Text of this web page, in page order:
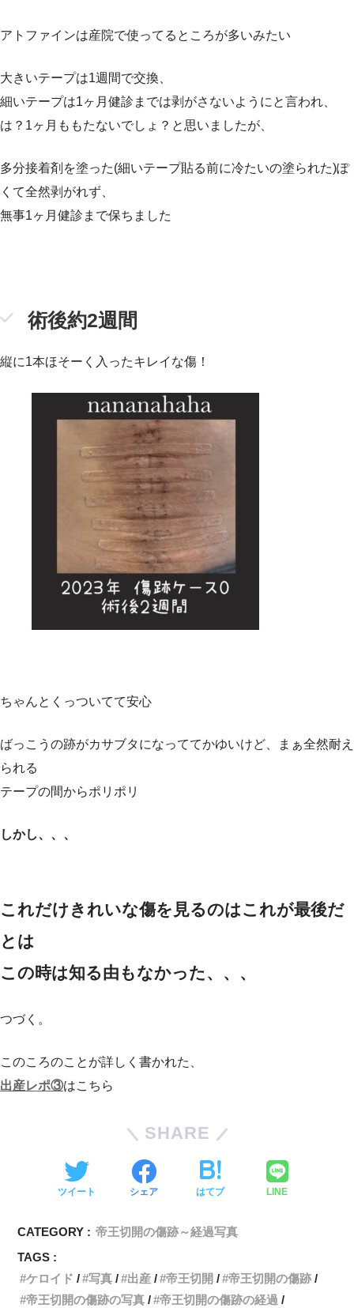
アトファインは産院で使ってるところが多いみたい
大きいテープは1週間で交換、
細いテープは1ヶ月健診までは剥がさないようにと言われ、
は？1ヶ月ももたないでしょ？と思いましたが、
多分接着剤を塗った(細いテープ貼る前に冷たいの塗られた)ぽ
くて全然剥がれず、
無事1ヶ月健診まで保ちました
術後約2週間
縦に1本ほそーく入ったキレイな傷！
ちゃんとくっついてて安心
ばっこうの跡がカサブタになっててかゆいけど、まぁ全然耐え
られる
テープの間からポリポリ
しかし、、、
これだけきれいな傷を見るのはこれが最後だ
とは
この時は知る由もなかった、、、
つづく。
このころのことが詳しく書かれた、
出産レポ③はこちら
SHARE
ツイート シェア はてブ LINE
CATEGORY : 帝王切開の傷跡～経過写真
TAGS :
ケロイド
写真 出産 帝王切開
帝王切開の傷跡
帝王切開の傷跡の写真
帝王切開の傷跡の経過